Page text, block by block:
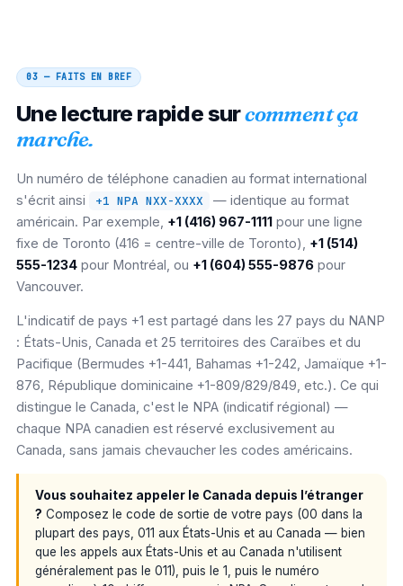
03 — FAITS EN BREF
Une lecture rapide surcomment ça
marche.
Un numéro de téléphone canadien au format international
s'écrit ainsi
+1 NPA NXX-XXXX
— identique au format
américain. Par exemple, +1 (416) 967-1111 pour une ligne
fixe de Toronto (416 = centre-ville de Toronto), +1 (514)
555-1234 pour Montréal, ou +1 (604) 555-9876 pour
Vancouver.
L'indicatif de pays +1 est partagé dans les 27 pays du NANP
: États-Unis, Canada et 25 territoires des Caraïbes et du
Pacifique (Bermudes +1-441, Bahamas +1-242, Jamaïque +1-
876, République dominicaine +1-809/829/849, etc.). Ce qui
distingue le Canada, c'est le NPA (indicatif régional) —
chaque NPA canadien est réservé exclusivement au
Canada, sans jamais chevaucher les codes américains.
Vous souhaitez appeler le Canada depuis l’étranger
? Composez le code de sortie de votre pays (00 dans la
plupart des pays, 011 aux États-Unis et au Canada — bien
que les appels aux États-Unis et au Canada n'utilisent
généralement pas le 011), puis le 1, puis le numéro